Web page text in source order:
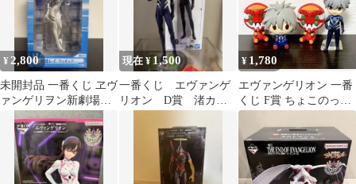
¥ 2,800
未開封品 一番くじ ヱヴ
ァンゲリヲン新劇場版
A賞 綾波レイ フィギュ
現在 ¥1,500
一番くじ エヴァンゲ
リオン D賞 渚カヲ
¥ 1,780
エヴァンゲリオン 一番
くじ F賞 ちょこのっこ
フィギュア 等 4点セッ